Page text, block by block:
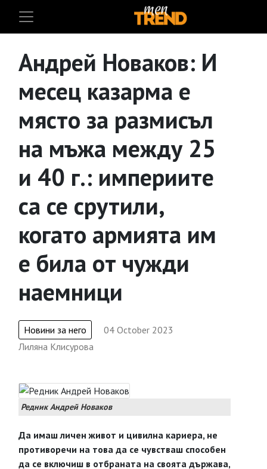
Андрей Новаков: И
месец казарма е
място за размисъл
на мъжа между 25
и 40 г.: империите
са се срутили,
когато армията им
е била от чужди
наемници
Новини за него
04 October 2023
Лиляна Клисурова
Редник Андрей Новаков
Да имаш личен живот и цивилна кариера, не
противоречи на това да се чувстваш способен
да се включиш в отбраната на своята държава,